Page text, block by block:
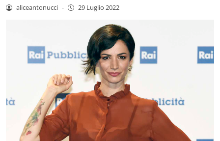
aliceantonucci - 29 Luglio 2022